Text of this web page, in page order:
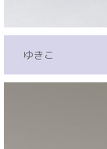
ゆきこ